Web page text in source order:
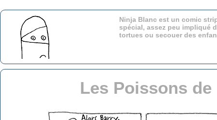
Ninja Blanc est un comic
spécial, assez peu impliqué
tortues ou secouer des
Les Poissons